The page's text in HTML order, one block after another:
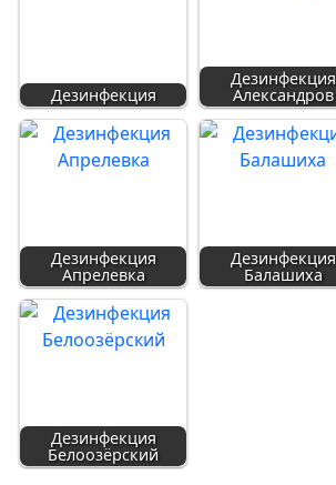
Дезинфекция
Дезинфекция
Александров
Дезинфекция
Апрелевка
Дезинфекция
Балашиха
Дезинфекция
Белоозёрский